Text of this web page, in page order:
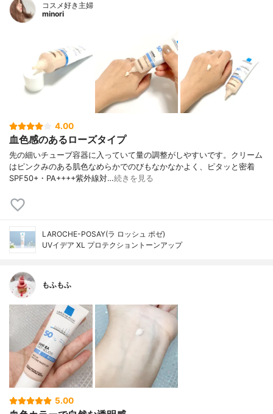
コスメ好き主婦
minori
4.00
血色感のあるローズタイプ
先の細いチューブ容器に入っていて量の調整がしやすいです。クリーム
はピンクみのある肌色なめらかでのびもなかなかよく、ピタッと密着
SPF50+・PA++++紫外線対…続きを見る
LAROCHE-POSAY(ラ ロッシュ ポゼ)
UVイデア XL プロテクショントーンアップ
もふもふ
5.00